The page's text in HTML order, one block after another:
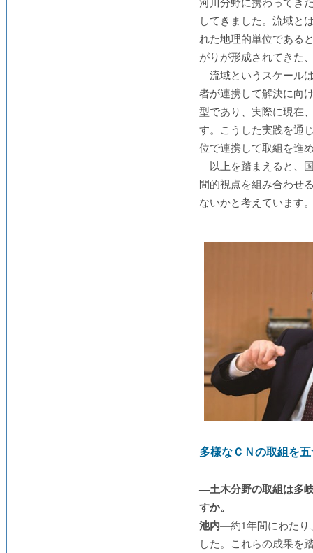
河川分野に携わってき
してきました。流域と
れた地理的単位である
がりが形成されてきた
流域というスケール
者が連携して解決に向
型であり、実際に現在
す。こうした実践を通
位で連携して取組を進
以上を踏まえると、
間的視点を組み合わせ
ないかと考えています
多様なＣＮの取組を
―土木分野の取組は多
すか。
池内―約1年間にわたり
した。これらの成果を